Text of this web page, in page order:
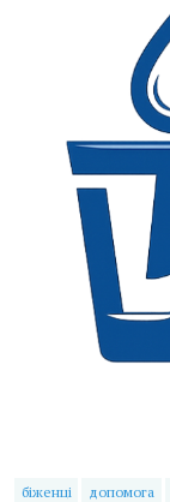
біженці допомога